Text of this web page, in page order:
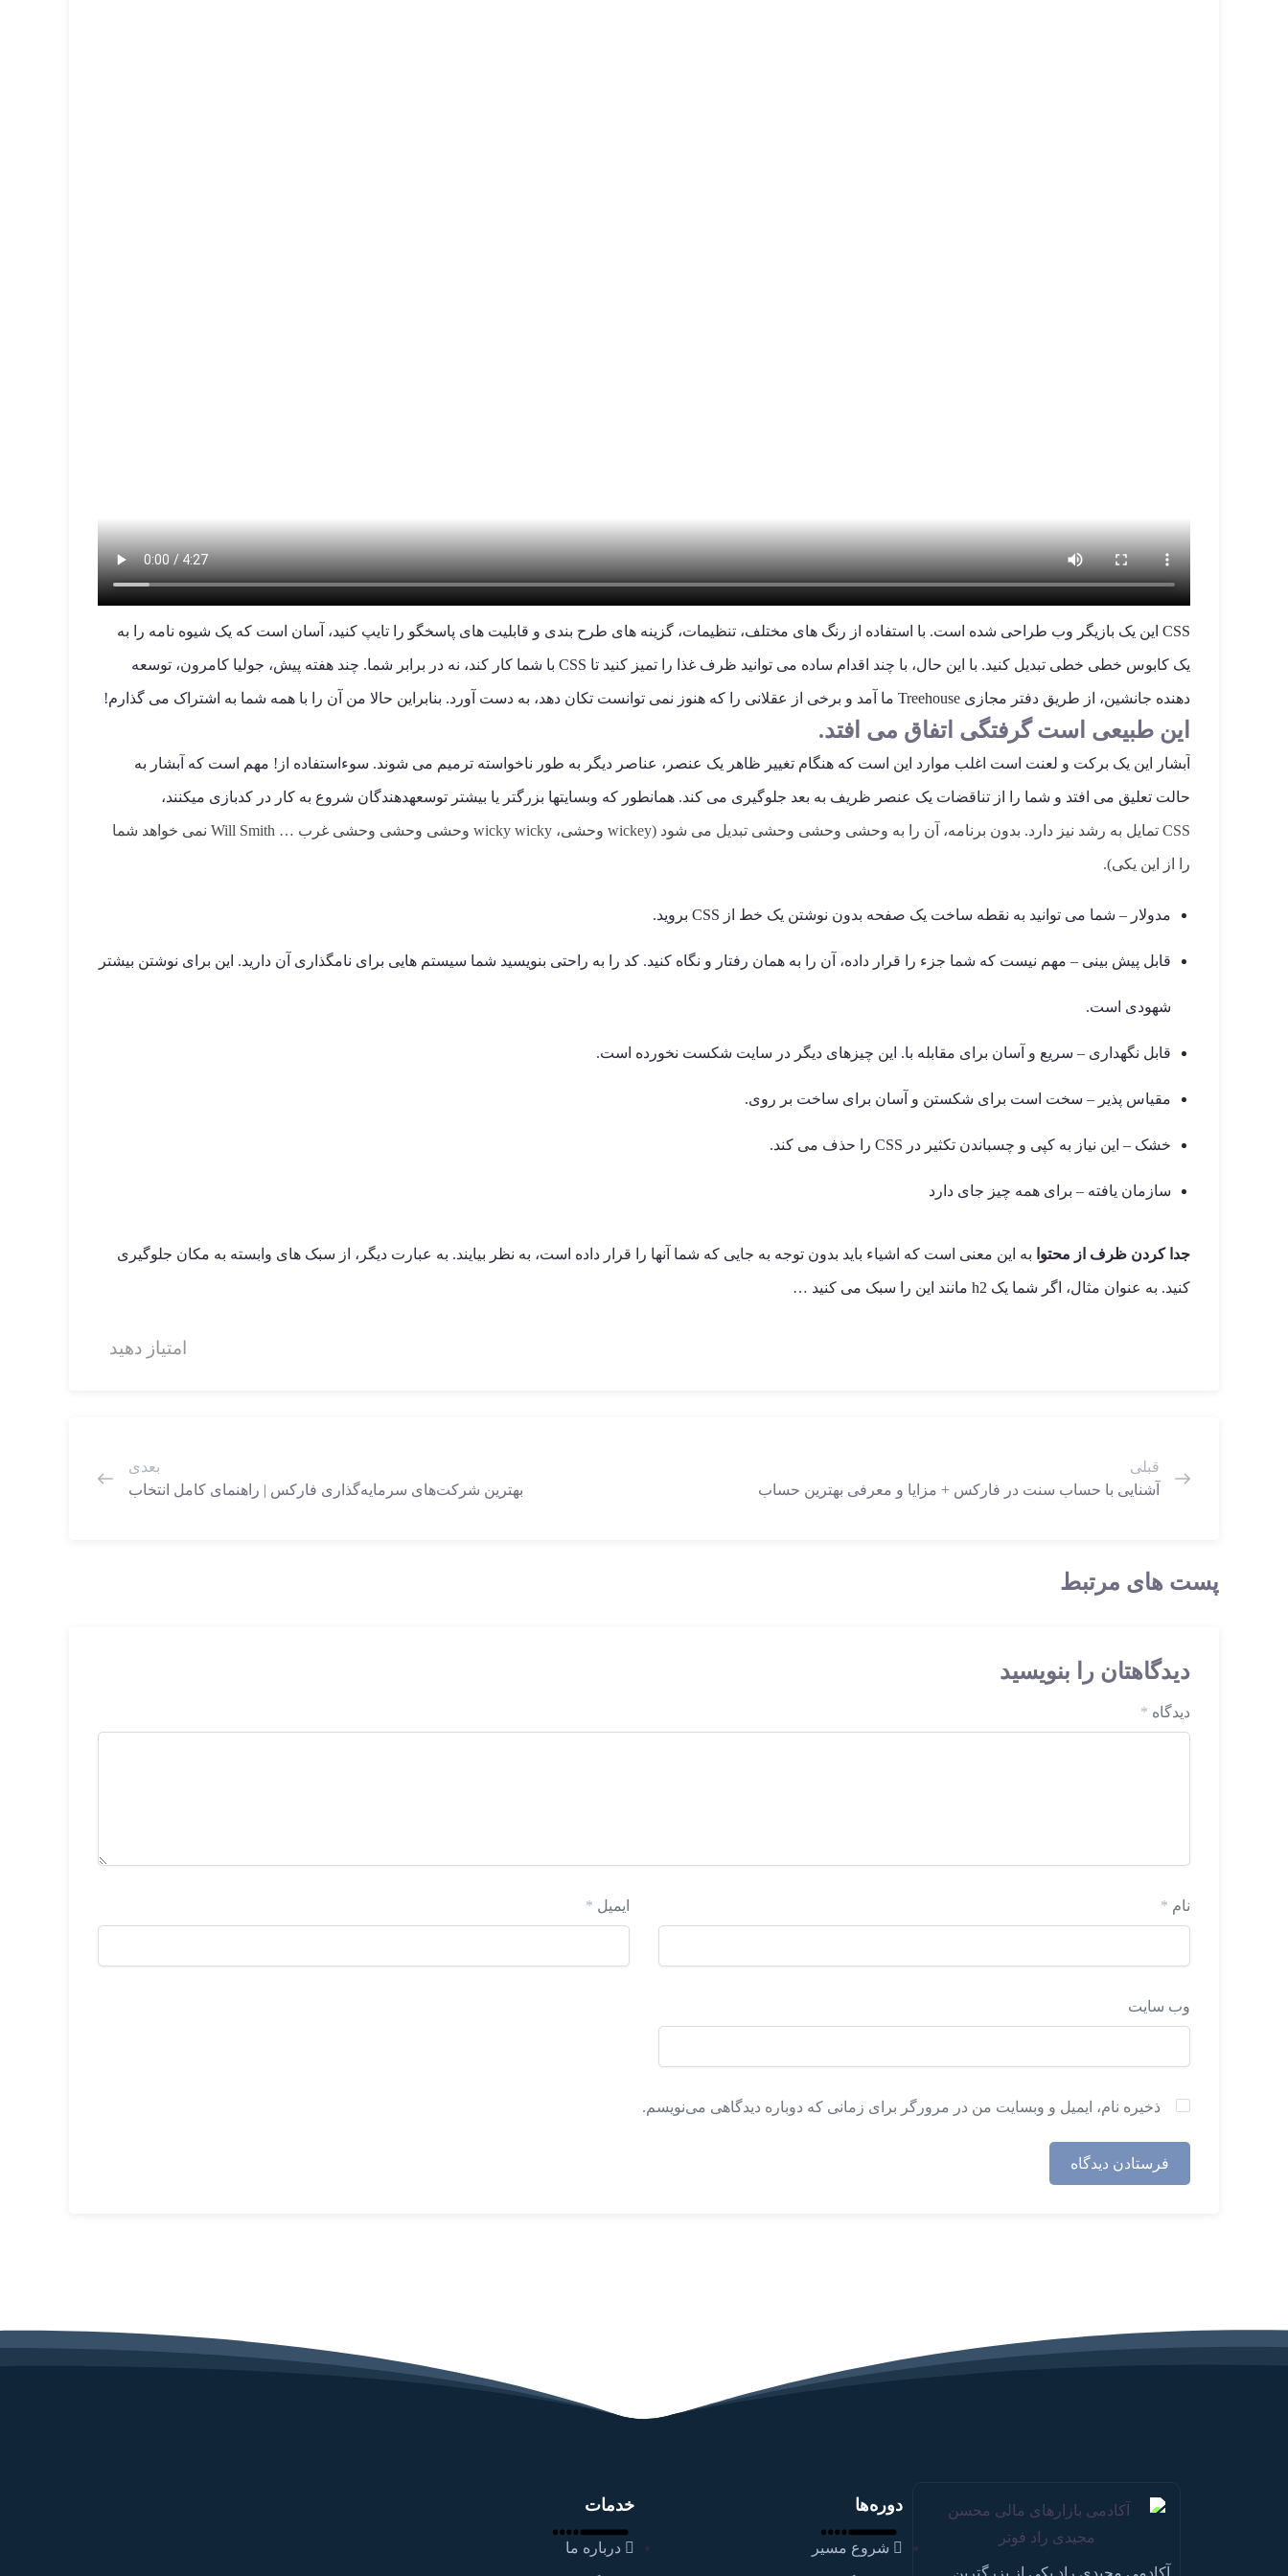
CSS این یک بازیگر وب طراحی شده است. با استفاده از رنگ های مختلف، تنظیمات، گزینه های طرح بندی و قابلیت های پاسخگو را تایپ کنید، آسان است که یک شیوه نامه را به
یک کابوس خطی خطی تبدیل کنید. با این حال، با چند اقدام ساده می توانید ظرف غذا را تمیز کنید تا CSS با شما کار کند، نه در برابر شما. چند هفته پیش، جولیا کامرون، توسعه
دهنده جانشین، از طریق دفتر مجازی Treehouse ما آمد و برخی از عقلانی را که هنوز نمی توانست تکان دهد، به دست آورد. بنابراین حالا من آن را با همه شما به اشتراک می گذارم!
این طبیعی است گرفتگی اتفاق می افتد.
آبشار این یک برکت و لعنت است اغلب موارد این است که هنگام تغییر ظاهر یک عنصر، عناصر دیگر به طور ناخواسته ترمیم می شوند. سوءاستفاده از! مهم است که آبشار به
حالت تعلیق می افتد و شما را از تناقضات یک عنصر ظریف به بعد جلوگیری می کند. همانطور که وبسایتها بزرگتر یا بیشتر توسعهدهندگان شروع به کار در کدبازی میکنند،
CSS تمایل به رشد نیز دارد. بدون برنامه، آن را به وحشی وحشی وحشی تبدیل می شود (wickey وحشی، wicky wicky وحشی وحشی وحشی غرب … Will Smith نمی خواهد شما
را از این یکی).
مدولار – شما می توانید به نقطه ساخت یک صفحه بدون نوشتن یک خط از CSS بروید.
قابل پیش بینی – مهم نیست که شما جزء را قرار داده، آن را به همان رفتار و نگاه کنید. کد را به راحتی بنویسید شما سیستم هایی برای نامگذاری آن دارید. این برای نوشتن بیشتر
شهودی است.
قابل نگهداری – سریع و آسان برای مقابله با. این چیزهای دیگر در سایت شکست نخورده است.
مقیاس پذیر – سخت است برای شکستن و آسان برای ساخت بر روی.
خشک – این نیاز به کپی و چسباندن تکثیر در CSS را حذف می کند.
سازمان یافته – برای همه چیز جای دارد
جدا کردن ظرف از محتوا به این معنی است که اشیاء باید بدون توجه به جایی که شما آنها را قرار داده است، به نظر بیایند. به عبارت دیگر، از سبک های وابسته به مکان جلوگیری
کنید. به عنوان مثال، اگر شما یک h2 مانند این را سبک می کنید …
امتیاز دهید
قبلی
آشنایی با حساب سنت در فارکس + مزایا و معرفی بهترین حساب
بعدی
بهترین شرکت‌های سرمایه‌گذاری فارکس | راهنمای کامل انتخاب
پست های مرتبط
دیدگاهتان را بنویسید
دیدگاه *
نام * ایمیل *
وب‌ سایت
ذخیره نام، ایمیل و وبسایت من در مرورگر برای زمانی که دوباره دیدگاهی می‌نویسم.
دوره‌ها
شروع مسیر
خدمات
درباره ما